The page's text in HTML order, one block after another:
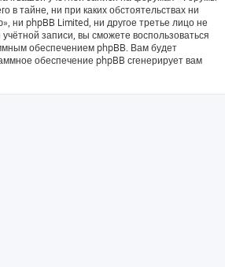
в тайне, ни при каких обстоятельствах ни
ни phpBB Limited, ни другое третье лицо не
записи, вы сможете воспользоваться
обеспечением phpBB. Вам будет
обеспечение phpBB сгенерирует вам